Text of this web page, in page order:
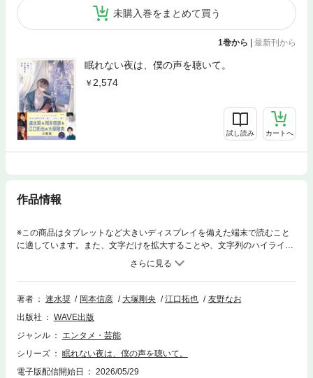
未購入巻をまとめて買う
1巻から | 最新刊から
眠れない夜は、僕の声を聴いて。
2,574
試し読み カートへ
作品情報
※この商品はタブレットなど大きいディスプレイを備えた端末で読むこと
に適しています。また、文字だけを拡大することや、文字列のハイライ
ト、検索、辞書の参照、引用などの機能が使用できません。＼毎晩のナイ
トルーティンの一つに／大人気男性声優陣（速水奨さん、岡本信彦さん、
江口拓也さん、大塚剛央さん）が朗読！【実際の朗読音声を聴ける！「お
試しボイス」はこちら】youtu.be/wkI4mDZjioQ【収録後の感想およびメッ
5N8【岡本信彦さん】youtube.com/shorts/kN2VX6251lI【江口拓也さん】
youtube.com/shorts/BGGSCXac49w【大塚剛央さん】youtube.com/short
も、なかなか寝つけない。気づいたらベッドに入って数時間経ってい
る……。そんな“眠れない夜”を過ごす大人のための、読み聞かせ。・繰り
著者 速水奨 岡本信彦 大塚剛央 江口拓也
友野なお
出版社
WAVE出版
ジャンル
エンタメ・芸能
シリーズ
眠れない夜は、僕の声を聴いて。
電子版配信開始日
2026/05/29